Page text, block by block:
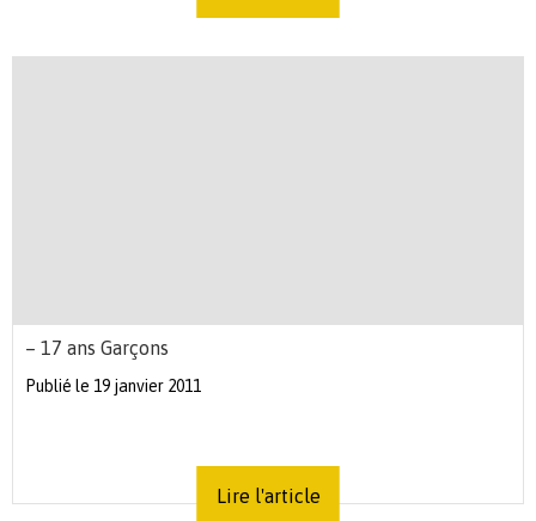
– 17 ans Garçons
Publié le 19 janvier 2011
Lire l'article